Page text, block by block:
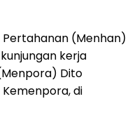
Pertahanan (Menhan)
kerja
Dito
di